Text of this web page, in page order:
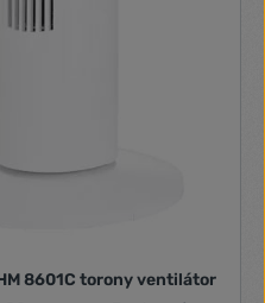
8601C torony ventilátor